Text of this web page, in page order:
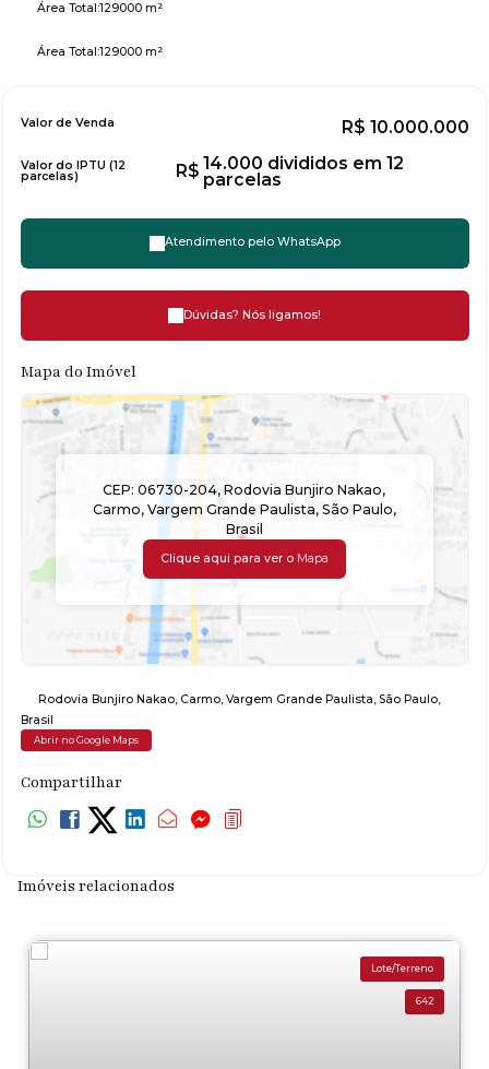
Área Total:129000 m²
Área Total:129000 m²
R$ 10.000.000
Valor de Venda
Valor do IPTU (12
parcelas) R$ 14.000 divididos em 12
parcelas
Atendimento pelo WhatsApp
Dúvidas? Nós ligamos!
Mapa do Imóvel
CEP: 06730-204,Rodovia Bunjiro Nakao,
Carmo, Vargem Grande Paulista, São Paulo,
Brasil
Clique aqui para ver o Mapa
Rodovia Bunjiro Nakao, Carmo, Vargem Grande Paulista São Paulo,
Brasil
Abrir no Google Maps
Compartilhar
Imóveis relacionados
Lote/Terreno
642